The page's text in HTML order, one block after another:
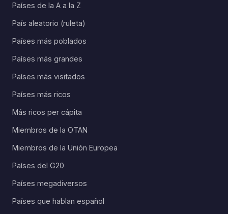
Países de la A a la Z
País aleatorio (ruleta)
Países más poblados
Países más grandes
Países más visitados
Países más ricos
Más ricos per cápita
Miembros de la OTAN
Miembros de la Unión Europea
Países del G20
Países megadiversos
Países que hablan español